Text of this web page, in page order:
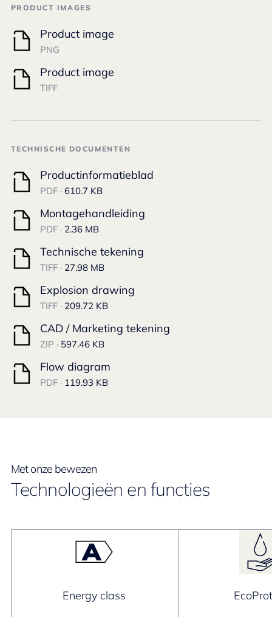
PRODUCT IMAGES
Product image
PNG
Product image
TIFF
TECHNISCHE DOCUMENTEN
Productinformatieblad
PDF · 610.7 KB
Montagehandleiding
PDF · 2.36 MB
Technische tekening
TIFF · 27.98 MB
Explosion drawing
TIFF · 209.72 KB
CAD / Marketing tekening
ZIP · 597.46 KB
Flow diagram
PDF · 119.93 KB
Met onze bewezen
Technologieën en functies
Energy class